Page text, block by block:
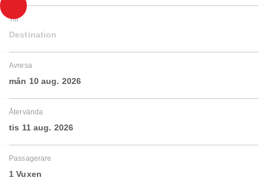
Till
Destination
Avresa
mån 10 aug. 2026
Återvända
tis 11 aug. 2026
Passagerare
1 Vuxen